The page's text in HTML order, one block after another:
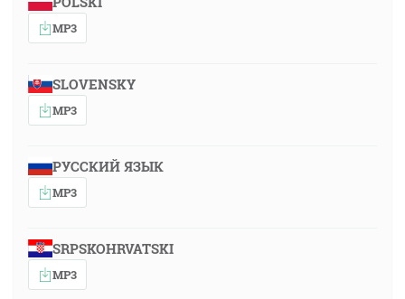
MP3
SLOVENSKY
MP3
РУССКИЙ ЯЗЫК
MP3
SRPSKOHRVATSKI
MP3